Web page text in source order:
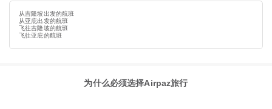
从吉隆坡出发的航班
从亚庇出发的航班
飞往吉隆坡的航班
飞往亚庇的航班
为什么必须选择Airpaz旅行